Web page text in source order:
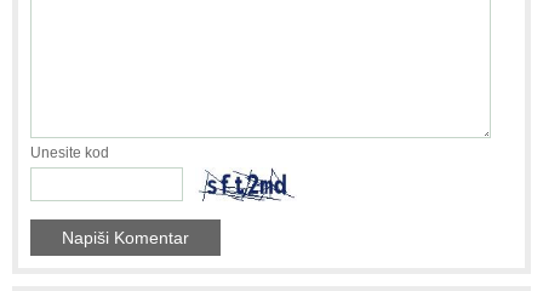
Unesite kod